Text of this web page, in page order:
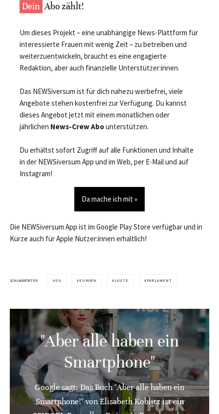
Dein Abo zählt!
Um dieses Projekt – eine unabhängige News-Plattform für
interessierte Frauen mit wenig Zeit – zu betreiben und
weiterzuentwickeln, braucht es eine engagierte
Redaktion, aber auch finanzielle Unterstützer:innen.
Das NEWSiversum ist für dich nahezu werbefrei, viele
Angebote stehen kostenfrei zur Verfügung. Du kannst
dieses Angebot jetzt mit einem monatlichen oder
jährlichen News-Crew Abounterstützen.
Du erhältst sofort Zugriff auf alle Funktionen und Inhalte
in der NEWSiversum App und im Web, per E-Mail und auf
Instagram!
Da mache ich mit »
Die NEWSiversum App ist im Google Play Store verfügbar und in
Kürze auch für Apple Nutzer:innen erhältlich!
SCHLAGWÖRTER EU EUROPA LEUTE PARLAMENT
"Aber alle haben ein
Smartphone"
Google sagt: Das Buch "Aber alle haben ein
Smartphone!" von Elisabeth Koblitz ist ein